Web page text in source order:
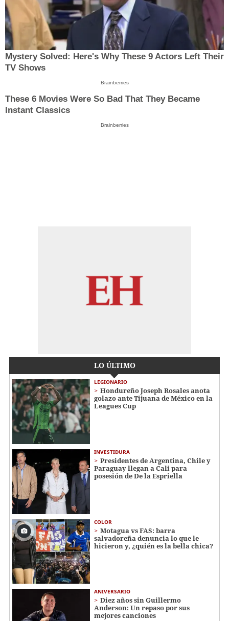
Mystery Solved: Here's Why These 9 Actors Left Their
TV Shows
Brainberries
These 6 Movies Were So Bad That They Became
Instant Classics
Brainberries
LO ÚLTIMO
LEGIONARIO
Hondureño Joseph Rosales anota
golazo ante Tijuana de México en la
Leagues Cup
INVESTIDURA
Presidentes de Argentina, Chile y
Paraguay llegan a Cali para
posesión de De la Espriella
COLOR
Motagua vs FAS: barra
salvadoreña denuncia lo que le
hicieron y, ¿quién es la bella chica?
ANIVERSARIO
Diez años sin Guillermo
Anderson: Un repaso por sus
mejores canciones